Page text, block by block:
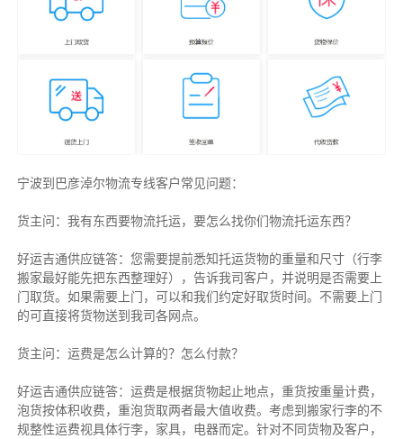
宁波到巴彦淖尔物流专线客户常见问题：
货主问：我有东西要物流托运，要怎么找你们物流托运东西？
好运吉通供应链答：您需要提前悉知托运货物的重量和尺寸（行李
搬家最好能先把东西整理好），告诉我司客户，并说明是否需要上
门取货。如果需要上门，可以和我们约定好取货时间。不需要上门
的可直接将货物送到我司各网点。
货主问：运费是怎么计算的？怎么付款？
好运吉通供应链答：运费是根据货物起止地点，重货按重量计费，
泡货按体积收费，重泡货取两者最大值收费。考虑到搬家行李的不
规整性运费视具体行李，家具，电器而定。针对不同货物及客户，